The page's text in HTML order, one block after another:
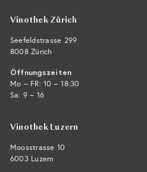
Vinothek Zürich
Seefeldstrasse 299
8008 Zürich
Öffnungszeiten
Mo – FR: 10 – 18:30
Sa: 9 – 16
Vinothek Luzern
Moosstrasse 10
6003 Luzern